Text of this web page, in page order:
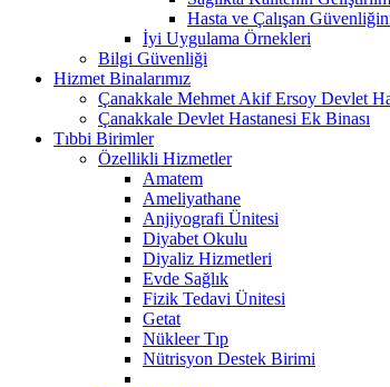
Hasta ve Çalışan
İyi Uygulama Örnekleri
Bilgi Güvenliği
Hizmet Binalarımız
Çanakkale Mehmet Akif Ersoy Devlet
Çanakkale Devlet Hastanesi Ek Binası
Tıbbi Birimler
Özellikli Hizmetler
Amatem
Ameliyathane
Anjiyografi Ünitesi
Diyabet Okulu
Diyaliz Hizmetleri
Evde Sağlık
Fizik Tedavi Ünitesi
Getat
Nükleer Tıp
Nütrisyon Destek Birimi